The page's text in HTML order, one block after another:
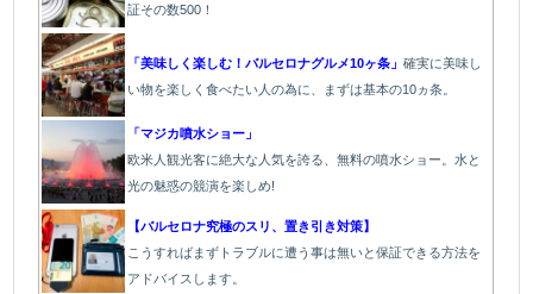
証その数500！
「美味しく楽しむ！バルセロナグルメ10ヶ条」確実に美味し
い物を楽しく食べたい人の為に、まずは基本の10ヵ条。
「マジカ噴水ショー」
欧米人観光客に絶大な人気を誇る、無料の噴水ショー。水と
光の魅惑の競演を楽しめ!
【バルセロナ究極のスリ、置き引き対策】
こうすればまずトラブルに遭う事は無いと保証できる方法を
アドバイスします。